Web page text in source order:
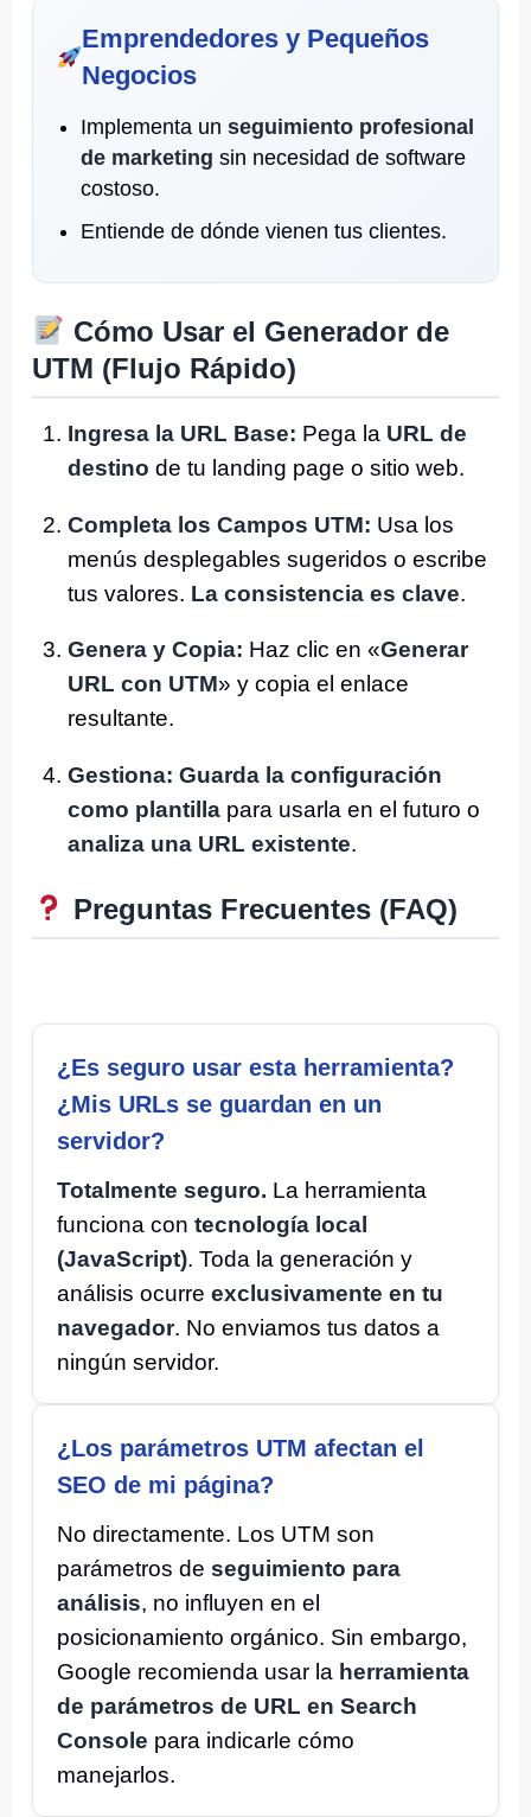
Emprendedores y Pequeños
Negocios
Implementa un seguimiento profesional
de marketing sin necesidad de software
costoso.
Entiende de dónde vienen tus clientes.
Cómo Usar el Generador de
UTM (Flujo Rápido)
Ingresa la URL Base: Pega la URL de
destino de tu landing page o sitio web.
Completa los Campos UTM: Usa los
menús desplegables sugeridos o escribe
tus valores. La consistencia es clave.
Genera y Copia: Haz clic en «Generar
URL con UTM» y copia el enlace
resultante.
Gestiona: Guarda la configuración
como plantilla para usarla en el futuro o
analiza una URL existente.
Preguntas Frecuentes (FAQ)
¿Es seguro usar esta herramienta?
¿Mis URLs se guardan en un
servidor?
Totalmente seguro. La herramienta
funciona con tecnología local
(JavaScript). Toda la generación y
análisis ocurre exclusivamente en tu
navegador. No enviamos tus datos a
ningún servidor.
¿Los parámetros UTM afectan el
SEO de mi página?
No directamente. Los UTM son
parámetros de seguimiento para
análisis, no influyen en el
posicionamiento orgánico. Sin embargo,
Google recomienda usar la herramienta
de parámetros de URL en Search
Console para indicarle cómo
manejarlos.